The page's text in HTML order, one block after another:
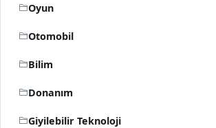
Oyun
Otomobil
Bilim
Donanım
Giyilebilir Teknoloji